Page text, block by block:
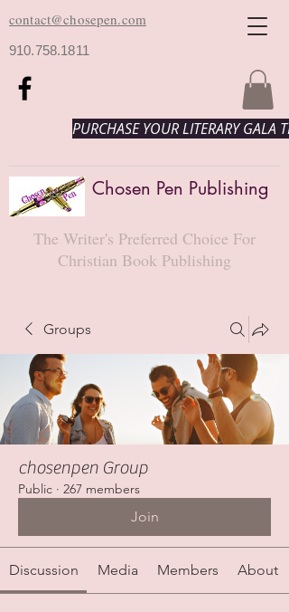
contact@chosepen.com
910.758.1811
PURCHASE YOUR LITERARY GALA
Chosen Pen Publishing
The Writer's Preferred Choice For
Christian Book Publishing
Groups
chosenpen Group
Public · 267 members
Join
Discussion Media Members About